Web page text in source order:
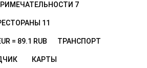
7
11
= 89.1 RUB ТРАНСПОРТ
КАРТЫ